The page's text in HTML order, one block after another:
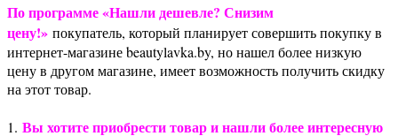
По программе «Нашли дешевле? Снизим
цену!» покупатель, который планирует совершить покупку в
интернет-магазине beautylavka.by, но нашел более низкую
цену в другом магазине, имеет возможность получить скидку
на этот товар.
1. Вы хотите приобрести товар и нашли более интересную